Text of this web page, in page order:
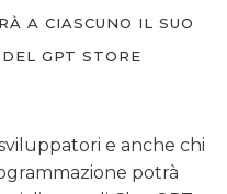
A CIASCUNO IL SUO
GPT STORE
e anche chi
potrà